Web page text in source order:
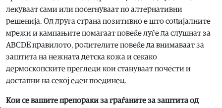
лекуваат сами или посегнуваат по алтернативни
решенија. Од друга страна позитивно е што социјалните
мрежи и кампањите помагаат повеќе луѓе да слушнат за
ABCDE правилото, родителите повеќе да внимаваат за
заштита на нежната детска кожа и секако
дермоскопските прегледи кои стануваат почести и
достапни на секој еден поединец.
Кои се вашите препораки за граѓаните за заштита од